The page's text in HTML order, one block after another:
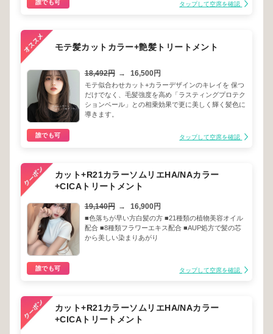
誰でも可 タップして空席を確認
モテ髪カットカラー+艶髪トリートメント
18,492円 → 16,500円
モテ似合わせカット+カラーデザインのキレイを 保つ
だけでなく、毛髪強度を高め「ラスティングプロテク
ションベール」との相乗効果で更に美しく輝く髪色に
導きます。
誰でも可 タップして空席を確認
カット+R21カラーソムリエHA/NAカラー
+CICAトリートメント
19,140円 → 16,900円
■色落ちが早い方白髪の方 ■21種類の植物美容オイル
配合 ■8種類フラワーエキス配合 ■AUP処方で髪の芯
から美しい染まりあがり
誰でも可 タップして空席を確認
カット+R21カラーソムリエHA/NAカラー
+CICAトリートメント